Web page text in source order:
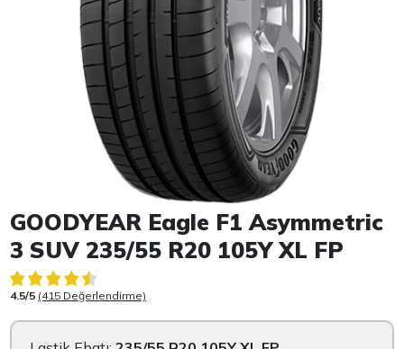
Item 1 of 1
GOODYEAR Eagle F1 Asymmetric
3 SUV 235/55 R20 105Y XL FP
4.5/5 (415 Değerlendirme)